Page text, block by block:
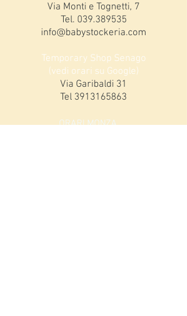
Via Monti e Tognetti, 7
Tel. 039.389535
info@babystockeria.com
Temporary Shop Senago
(vedi orari su Google)
Via Garibaldi 31
Tel 3913165863
ORARI MONZA